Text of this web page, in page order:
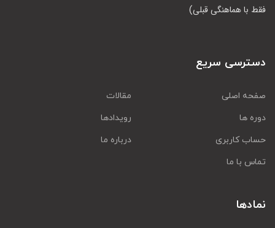
فقط با هماهنگی قبلی)
دسترسی سریع
صفحه اصلی
مقالات
دوره ها
رویدادها
حساب کاربری
درباره ما
تماس با ما
نمادها